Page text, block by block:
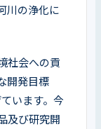
川の浄化に
社会への貢
開発目標
います。今
及び研究開